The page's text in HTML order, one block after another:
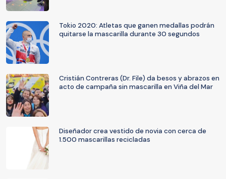
Tokio 2020: Atletas que ganen medallas podrán
quitarse la mascarilla durante 30 segundos
Cristián Contreras (Dr. File) da besos y abrazos en
acto de campaña sin mascarilla en Viña del Mar
Diseñador crea vestido de novia con cerca de
1.500 mascarillas recicladas